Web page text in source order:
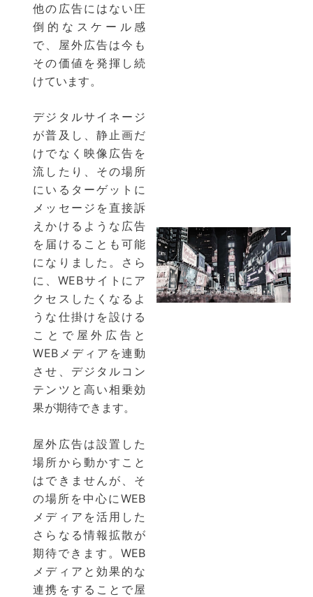
他の広告にはない圧
倒的なスケール感
で、屋外広告は今も
その価値を発揮し続
けています。
デジタルサイネージ
が普及し、静止画だ
けでなく映像広告を
流したり、その場所
にいるターゲットに
メッセージを直接訴
えかけるような広告
を届けることも可能
になりました。さら
に、WEBサイトにア
クセスしたくなるよ
うな仕掛けを設ける
ことで屋外広告と
WEBメディアを連動
させ、デジタルコン
テンツと高い相乗効
果が期待できます。
屋外広告は設置した
場所から動かすこと
はできませんが、そ
の場所を中心にWEB
メディアを活用した
さらなる情報拡散が
期待できます。WEB
メディアと効果的な
連携をすることで屋